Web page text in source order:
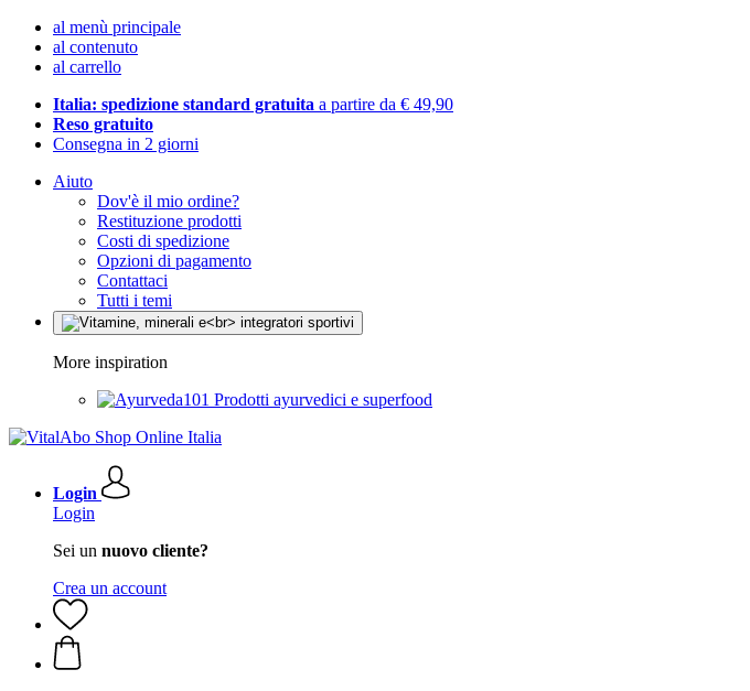
al menù principale
al contenuto
al carrello
Italia: spedizione standard gratuita a partire da € 49,90
Reso gratuito
Consegna in 2 giorni
Aiuto
Dov'è il mio ordine?
Restituzione prodotti
Costi di spedizione
Opzioni di pagamento
Contattaci
Tutti i temi
More inspiration
Prodotti ayurvedici e superfood
Login
Login
Sei un nuovo cliente?
Crea un account